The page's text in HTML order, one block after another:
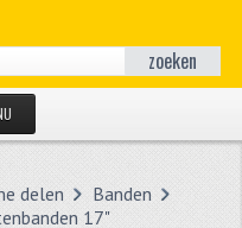
zoeken
delen
Banden
17"